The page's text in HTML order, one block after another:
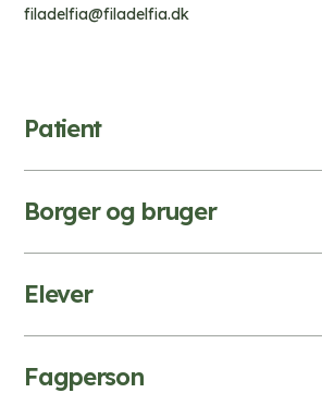
filadelfia@filadelfia.dk
Patient
Borger og bruger
Elever
Fagperson